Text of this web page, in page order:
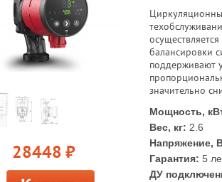
28448 руб.
балансировки
поддерживают
значительно
Мощность,
Вес, кг: 2.6
Напряжение,
Гарантия: 5
ДУ